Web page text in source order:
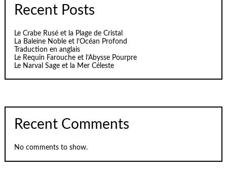
Recent Posts
Le Crabe Rusé et la Plage de Cristal
La Baleine Noble et l’Océan Profond
Traduction en anglais
Le Requin Farouche et l’Abysse Pourpre
Le Narval Sage et la Mer Céleste
Recent Comments
No comments to show.